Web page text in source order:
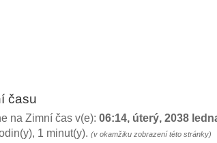
času
na Zimní čas v(e): 06:14, úterý, 2038
1 minut(y). (v okamžiku zobrazení této stránky)